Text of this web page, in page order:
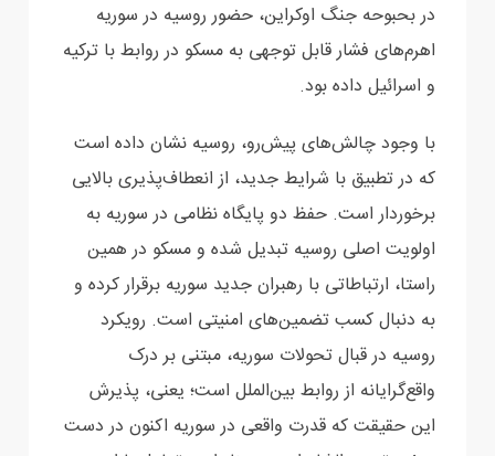
در بحبوحه ‏جنگ اوکراین، حضور روسیه در سوریه
اهرم‌های فشار قابل توجهی به مسکو در روابط با ترکیه
و اسرائیل ‏داده بود‎.‎
با وجود چالش‌های پیش‌رو، روسیه نشان داده است
که در تطبیق با شرایط جدید، از انعطاف‌پذیری بالایی
‏برخوردار است. حفظ دو پایگاه نظامی در سوریه به
اولویت اصلی روسیه تبدیل شده و مسکو در همین
‏راستا، ارتباطاتی با رهبران جدید سوریه برقرار کرده و
به دنبال کسب تضمین‌های امنیتی است. رویکرد
روسیه ‏در قبال تحولات سوریه، مبتنی بر درک
واقع‌گرایانه از روابط بین‌الملل است؛ یعنی، پذیرش
این حقیقت که ‏قدرت واقعی در سوریه اکنون در دست